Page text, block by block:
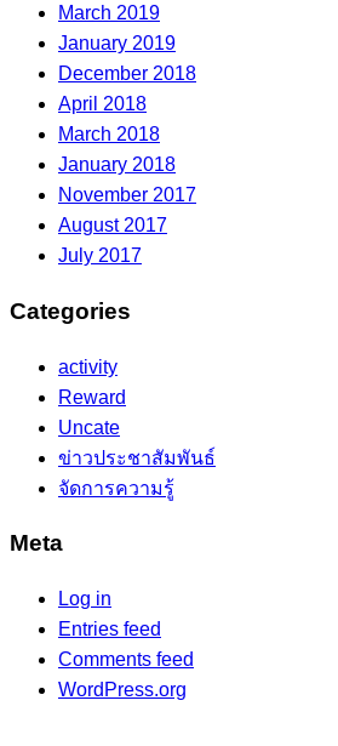
March 2019
January 2019
December 2018
April 2018
March 2018
January 2018
November 2017
August 2017
July 2017
Categories
activity
Reward
Uncate
ข่าวประชาสัมพันธ์
จัดการความรู้
Meta
Log in
Entries feed
Comments feed
WordPress.org